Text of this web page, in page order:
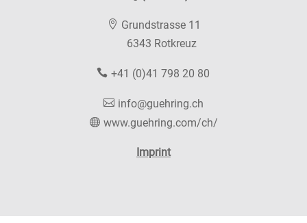
Grundstrasse 11
6343 Rotkreuz
+41 (0)41 798 20 80
info@guehring.ch
www.guehring.com/ch/
Imprint